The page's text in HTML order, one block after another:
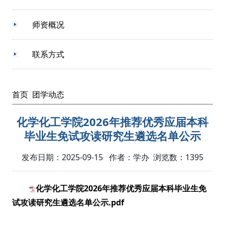
师资概况
联系方式
首页 团学动态
化学化工学院2026年推荐优秀应届本科
毕业生免试攻读研究生遴选名单公示
发布日期：2025-09-15 作者：学办 浏览数： 1395
化学化工学院2026年推荐优秀应届本科毕业生免
试攻读研究生遴选名单公示.pdf